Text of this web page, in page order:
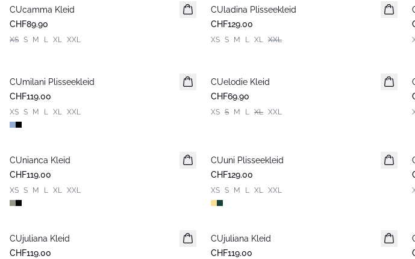
Neuheiten
CUcamma Kleid
CHF89.90
XS S M L XL XXL
Neuheiten
CUladina Plisseekleid
CHF129.00
XS S M L XL XXL
Neuheiten
CUmilani Plisseekleid
CHF119.00
XS S M L XL XXL
Neuheiten
CUelodie Kleid
CHF69.90
XS S M L XL XXL
Neuheiten
CUnianca Kleid
CHF119.00
XS S M L XL XXL
Neuheiten
CUuni Plisseekleid
CHF129.00
XS S M L XL XXL
Neuheiten
CUjuliana Kleid
CHF119.00
Neuheiten
CUjuliana Kleid
CHF119.00